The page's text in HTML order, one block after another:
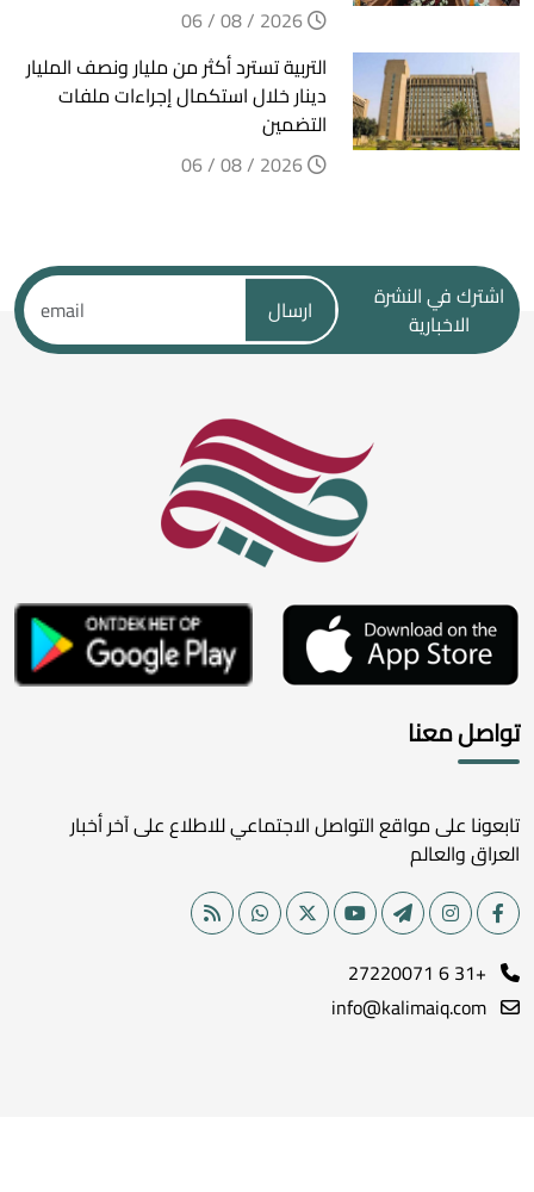
التربية تسترد أكثر من مليار ونصف المليار
دينار خلال استكمال إجراءات ملفات
التضمين
اشترك في النشرة
الاخبارية
ارسال
تواصل معنا
تابعونا على مواقع التواصل الاجتماعي للاطلاع على آخر أخبار
العراق والعالم
+31 6 27220071
info@kalimaiq.com